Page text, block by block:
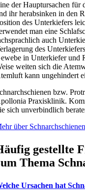
der Hauptursachen für
ihr herabsinken in den
des Unterkiefers
man eine
auch
des
in Unterkiefer und
weiten sich die
kann ungehindert
bzw.
Praxisklinik.
sich unverbindlich
über Schnarchschienen
gestellte
Thema
Ursachen hat